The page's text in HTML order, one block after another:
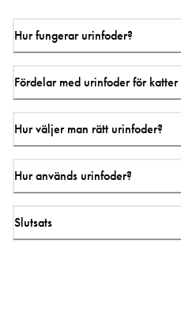
Hur fungerar urinfoder?
Fördelar med urinfoder för katter
Hur väljer man rätt urinfoder?
Hur används urinfoder?
Slutsats